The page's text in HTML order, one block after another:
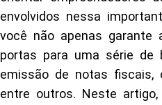
envolvidos nessa
você não apenas garante
portas para uma série de
emissão de notas fiscais,
entre outros. Neste